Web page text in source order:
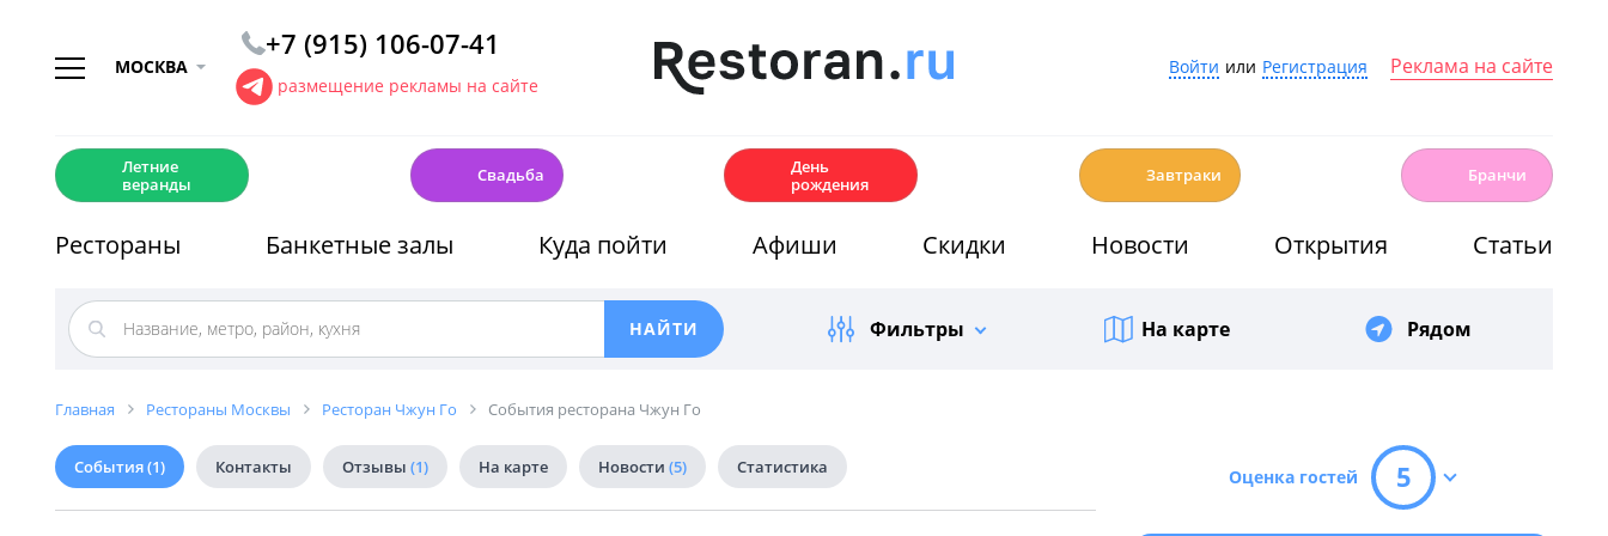
МОСКВА
+7 (915) 106-07-41
размещение рекламы на сайте
Войти или Регистрация Реклама на сайте
Летние
веранды
Свадьба
День
рождения
Завтраки Бранчи
Рестораны Банкетные залы Куда пойти Афиши Скидки Новости Открытия Статьи
Фильтры На карте Рядом
Главная Рестораны Москвы Ресторан Чжун Го События ресторана Чжун Го
События(1) Контакты Отзывы (1) На карте Новости (5) Статистика Оценка гостей 5